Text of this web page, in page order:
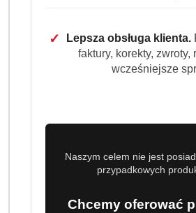
✓ Lepsza obsługa klienta.
faktury, korekty, zwroty,
wcześniejsze
Naszym celem nie jest
przypadkowych
Chcemy oferować